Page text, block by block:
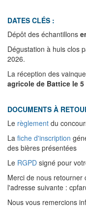
DATES CLÉS :
Dépôt des échantillons
Dégustation à huis clos
2026.
La réception des
agricole de Battice le
DOCUMENTS À
Le règlement du
La fiche d'inscription
des bières présentées
Le RGPD signé pour
Merci de nous retourner
l'adresse suivante :
Nous vous remercions